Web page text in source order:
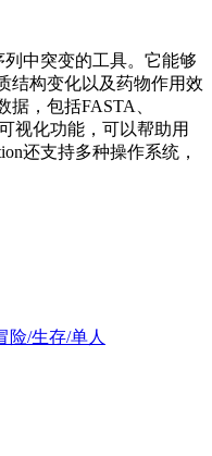
中突变的工具。它能够
结构变化以及药物作用效
，包括FASTA、
视化功能，可以帮助用
还支持多种操作系统，
险/生存/单人